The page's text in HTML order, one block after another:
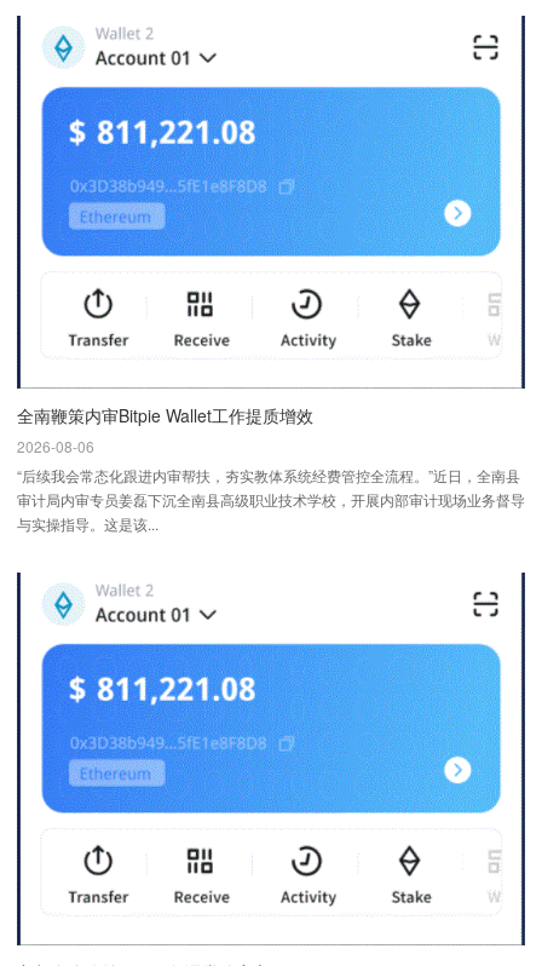
全南鞭策内审Bitpie Wallet工作提质增效
2026-08-06
“后续我会常态化跟进内审帮扶，夯实教体系统经费管控全流程。”近日，全南县
审计局内审专员姜磊下沉全南县高级职业技术学校，开展内部审计现场业务督导
与实操指导。这是该...